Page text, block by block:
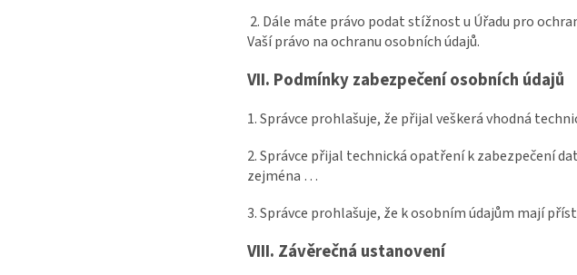
2. Dále máte právo podat stížnost u Úřadu pro
Vaší právo na ochranu osobních údajů.
VII. Podmínky zabezpečení osobních údajů
1. Správce prohlašuje, že přijal veškerá vhodná
2. Správce přijal technická opatření k zabezpečení
zejména …
3. Správce prohlašuje, že k osobním údajům mají
VIII. Závěrečná ustanovení